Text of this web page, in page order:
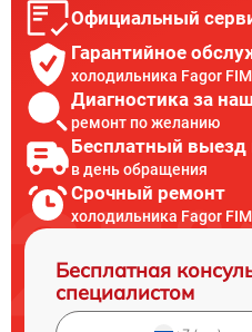
Официальный
Гарантийное
холодильника Fagor
Диагностика за
ремонт по желанию
Бесплатный выезд
в день обращения
Срочный ремонт
холодильника Fagor
Бесплатная
специалистом